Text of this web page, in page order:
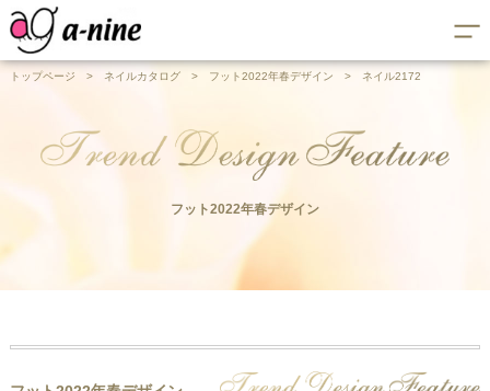
トップページ > ネイルカタログ > フット2022年春デザイン > ネイル2172
フット2022年春デザイン